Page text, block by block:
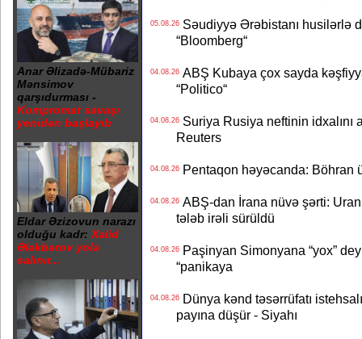
Anar Əlizadə-Mübariz
Mənsimov
qarşıdurması -
Kompromat savaşı
yenidən başlayıb
Eldar Əzizovun narazı
olduğu kadr: Xalid
Ələkbərov yola
salınır...
05.08.26Səudiyyə Ərəbistanı husilərlə
“Bloomberg“
04.08.26ABŞ Kubaya çox sayda
“Politico“
04.08.26Suriya Rusiya neftinin idxalını
Reuters
04.08.26Pentaqon həyəcanda: Böhran
04.08.26ABŞ-dan İrana nüvə şərti: Uran
tələb irəli sürüldü
04.08.26Paşinyan Simonyana “yox”
“panikaya
04.08.26Dünya kənd təsərrüfatı
payına düşür - Siyahı